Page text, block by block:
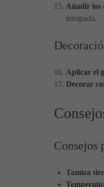
Añadir los
integrada.
Aplicar el
Decorar
Consejos
Tamiza